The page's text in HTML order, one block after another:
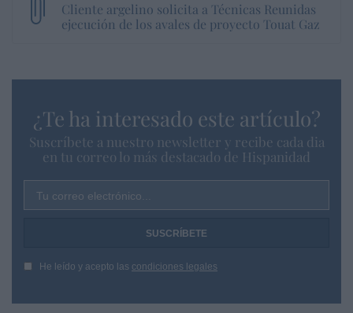
Cliente argelino solicita a Técnicas Reunidas
ejecución de los avales de proyecto Touat Gaz
¿Te ha interesado este artículo?
Suscríbete a nuestro newsletter y recibe cada dia
en tu correo lo más destacado de Hispanidad
Tu correo electrónico...
He leído y acepto las condiciones legales